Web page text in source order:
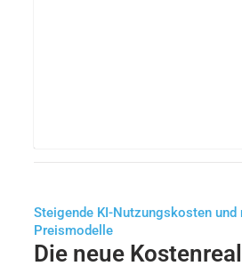
Steigende KI-Nutzungskosten
Preismodelle
Die neue